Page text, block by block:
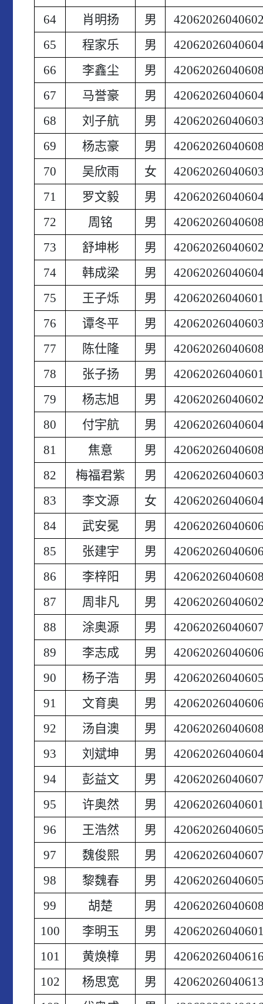
64
肖明扬 男
65
程家乐 男
66
李鑫尘 男
67
马誉豪 男
68
刘子航 男
69
杨志豪 男
70
吴欣雨 女
71
罗文毅 男
72
周铭 男
73
舒坤彬 男
74
韩成梁 男
75
王子烁 男
76
谭冬平 男
77
陈仕隆 男
78
张子扬 男
79
杨志旭 男
80
付宇航 男
81
焦意 男
82
梅福君紫 男
83
李文源 女
84
武安冕 男
85
张建宇 男
86
李梓阳 男
87
周非凡 男
88
涂奥源 男
89
李志成 男
90
杨子浩 男
91
文育奥 男
92
汤自澳 男
93
刘斌坤 男
94
彭益文 男
95
许奥然 男
96
王浩然 男
97
魏俊熙 男
98
黎魏春 男
99
胡楚 男
100
李明玉 男
101
黄焕樟 男
102
杨思宽 男